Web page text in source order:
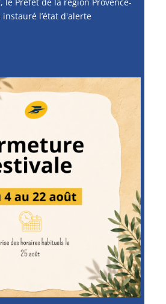
l’état d'alerte